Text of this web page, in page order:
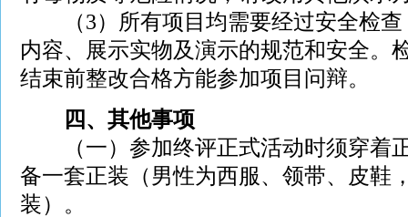
（3）所有项目均需要经过安全检查
内容、展示实物及演示的规范和安全。
结束前整改合格方能参加项目问辩。
四、其他事项
（一）参加终评正式活动时须穿着
备一套正装（男性为西服、领带、皮鞋
装）。